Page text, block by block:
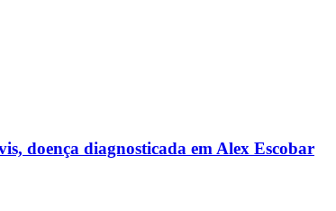
doença diagnosticada em Alex Escobar